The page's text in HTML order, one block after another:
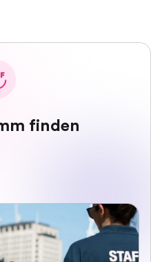
finden